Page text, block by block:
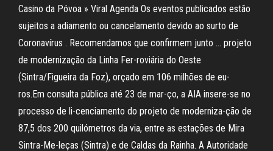
Casino da Póvoa » Viral Agenda Os eventos publicados estão
sujeitos a adiamento ou cancelamento devido ao surto de
Coronavírus . Recomendamos que confirmem junto … projeto
de modernização da Linha Fer-roviária do Oeste
(Sintra/Figueira da Foz), orçado em 106 milhões de eu-
ros.Em consulta pública até 23 de mar-ço, a AIA insere-se no
processo de li-cenciamento do projeto de moderniza-ção de
87,5 dos 200 quilómetros da via, entre as estações de Mira
Sintra-Me-leças (Sintra) e de Caldas da Rainha. A Autoridade